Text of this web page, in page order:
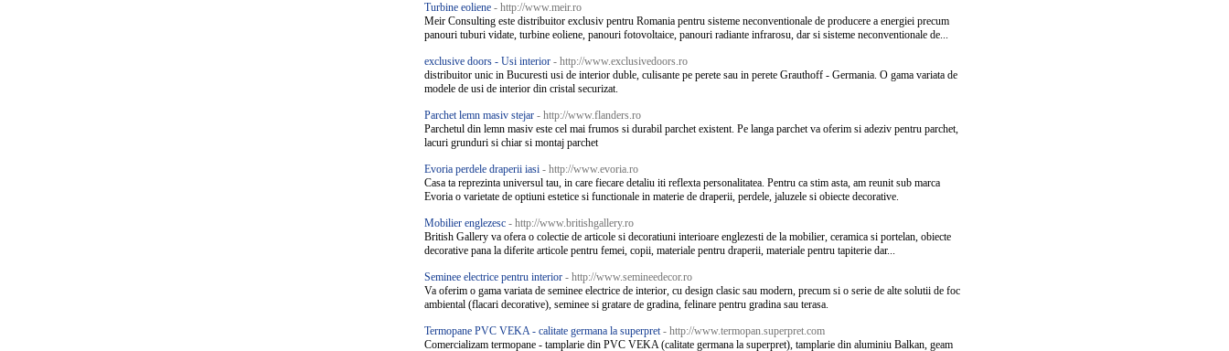
Turbine eoliene - http://www.meir.ro
Meir Consulting este distribuitor exclusiv pentru Romania pentru sisteme neconventionale de producere a energiei precum
panouri tuburi vidate, turbine eoliene, panouri fotovoltaice, panouri radiante infrarosu, dar si sisteme neconventionale de...
exclusive doors - Usi interior - http://www.exclusivedoors.ro
distribuitor unic in Bucuresti usi de interior duble, culisante pe perete sau in perete Grauthoff - Germania. O gama variata de
modele de usi de interior din cristal securizat.
Parchet lemn masiv stejar - http://www.flanders.ro
Parchetul din lemn masiv este cel mai frumos si durabil parchet existent. Pe langa parchet va oferim si adeziv pentru parchet,
lacuri grunduri si chiar si montaj parchet
Evoria perdele draperii iasi - http://www.evoria.ro
Casa ta reprezinta universul tau, in care fiecare detaliu iti reflexta personalitatea. Pentru ca stim asta, am reunit sub marca
Evoria o varietate de optiuni estetice si functionale in materie de draperii, perdele, jaluzele si obiecte decorative.
Mobilier englezesc - http://www.britishgallery.ro
British Gallery va ofera o colectie de articole si decoratiuni interioare englezesti de la mobilier, ceramica si portelan, obiecte
decorative pana la diferite articole pentru femei, copii, materiale pentru draperii, materiale pentru tapiterie dar...
Seminee electrice pentru interior - http://www.semineedecor.ro
Va oferim o gama variata de seminee electrice de interior, cu design clasic sau modern, precum si o serie de alte solutii de foc
ambiental (flacari decorative), seminee si gratare de gradina, felinare pentru gradina sau terasa.
Termopane PVC VEKA - calitate germana la superpret - http://www.termopan.superpret.com
Comercializam termopane - tamplarie din PVC VEKA (calitate germana la superpret), tamplarie din aluminiu Balkan, geam